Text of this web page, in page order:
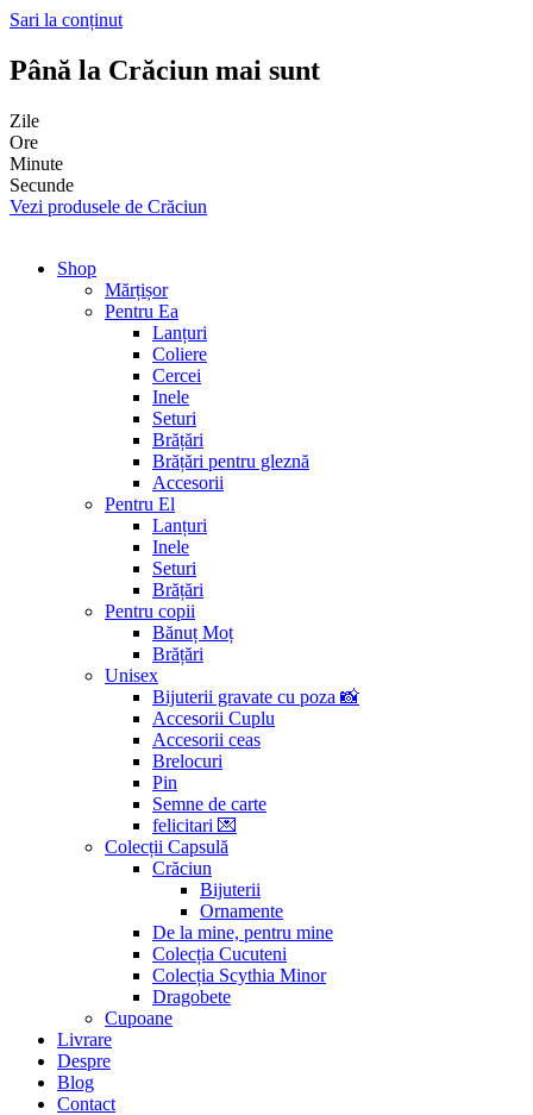
Sari la conținut
Până la Crăciun mai sunt
Zile
Ore
Minute
Secunde
Vezi produsele de Crăciun
Shop
Mărțișor
Pentru Ea
Lanțuri
Coliere
Cercei
Inele
Seturi
Brățări
Brățări pentru gleznă
Accesorii
Pentru El
Lanțuri
Inele
Seturi
Brățări
Pentru copii
Bănuț Moț
Brățări
Unisex
Bijuterii gravate cu poza 📸
Accesorii Cuplu
Accesorii ceas
Brelocuri
Pin
Semne de carte
felicitari 💌
Colecții Capsulă
Crăciun
Bijuterii
Ornamente
De la mine, pentru mine
Colecția Cucuteni
Colecția Scythia Minor
Dragobete
Cupoane
Livrare
Despre
Blog
Contact